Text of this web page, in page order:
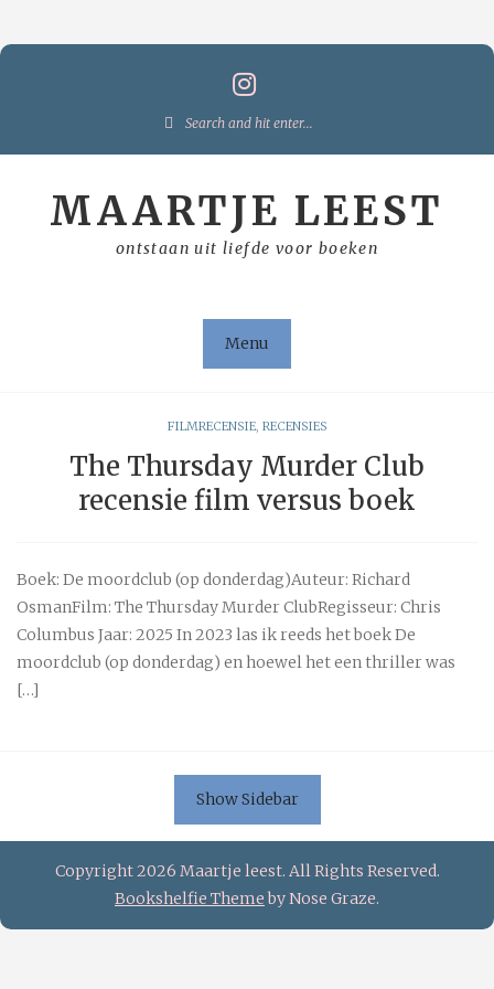
Search
MAARTJE LEEST
ontstaan uit liefde voor boeken
Menu
FILMRECENSIE, RECENSIES
The Thursday Murder Club
recensie film versus boek
Boek: De moordclub (op donderdag)Auteur: Richard
OsmanFilm: The Thursday Murder ClubRegisseur: Chris
Columbus Jaar: 2025 In 2023 las ik reeds het boek De
moordclub (op donderdag) en hoewel het een thriller was
[…]
Show Sidebar
Copyright 2026 Maartje leest. All Rights Reserved.
Bookshelfie Themeby Nose Graze.